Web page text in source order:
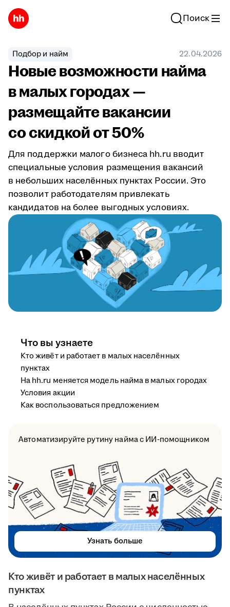
Поиск
Подбор и найм 22.04.2026
Новые возможности найма
в малых городах —
размещайте вакансии
со скидкой от 50%
Для поддержки малого бизнеса hh.ru вводит
специальные условия размещения вакансий
в небольших населённых пунктах России. Это
позволит работодателям привлекать
кандидатов на более выгодных условиях.
Кто живёт и работает в малых населённых
пунктах
Что вы узнаете
Кто живёт и работает в малых населённых
пунктах
На hh.ru меняется модель найма в малых городах
Условия акции
Как воспользоваться предложением
Автоматизируйте рутину найма с ИИ-помощником
Узнать больше